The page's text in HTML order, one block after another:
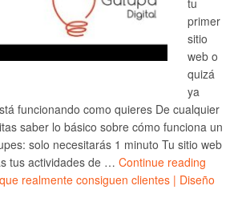
primer
sitio
web o
quizá
ya
funcionando como quieres De cualquier
saber lo básico sobre cómo funciona un
solo necesitarás 1 minuto Tu sitio web
tus actividades de … Continue reading
realmente consiguen clientes | Diseño